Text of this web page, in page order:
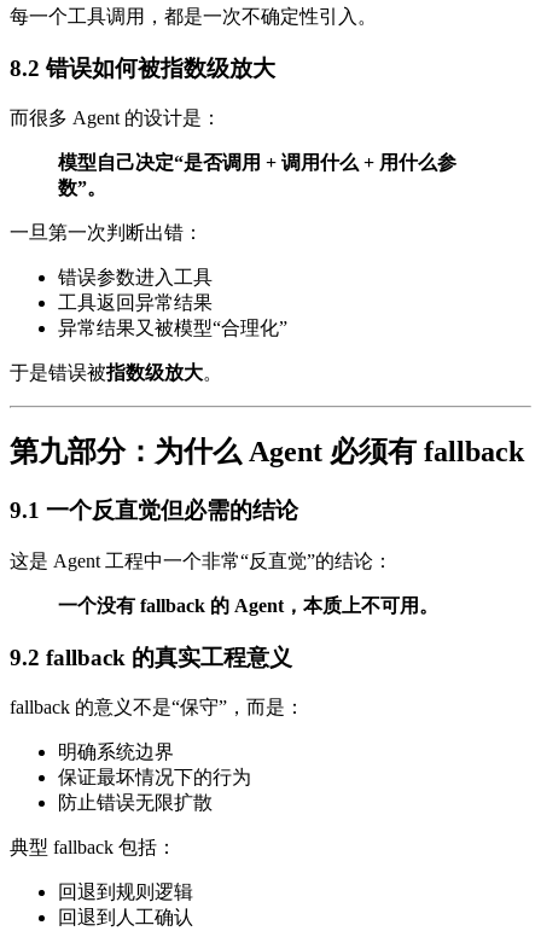
每一个工具调用，都是一次不确定性引入。
8.2 错误如何被指数级放大
而很多 Agent 的设计是：
模型自己决定“是否调用 + 调用什么 + 用什么参
数”。
一旦第一次判断出错：
错误参数进入工具
工具返回异常结果
异常结果又被模型“合理化”
于是错误被指数级放大。
第九部分：为什么 Agent 必须有 fallback
9.1 一个反直觉但必需的结论
这是 Agent 工程中一个非常“反直觉”的结论：
一个没有 fallback 的 Agent，本质上不可用。
9.2 fallback 的真实工程意义
fallback 的意义不是“保守”，而是：
明确系统边界
保证最坏情况下的行为
防止错误无限扩散
典型 fallback 包括：
回退到规则逻辑
回退到人工确认